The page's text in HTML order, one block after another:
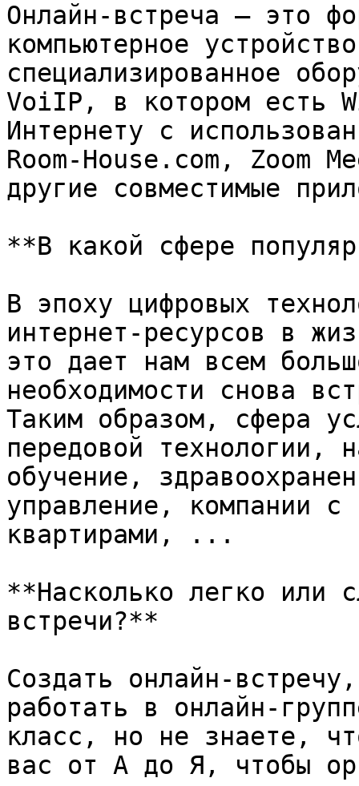
Онлайн-встреча — это
компьютерное
специализированное
VoiIP, в котором есть
Интернету с
Room-House.com, Zoom
другие совместимые
**В какой сфере
В эпоху цифровых
интернет-ресурсов в
это дает нам всем
необходимости снова
Таким образом, сфера
передовой технологии,
обучение,
управление, компании с
квартирами, ...
**Насколько легко или
встречи?**
Создать онлайн-
работать в онлайн-
класс, но не знаете,
вас от А до Я, чтобы